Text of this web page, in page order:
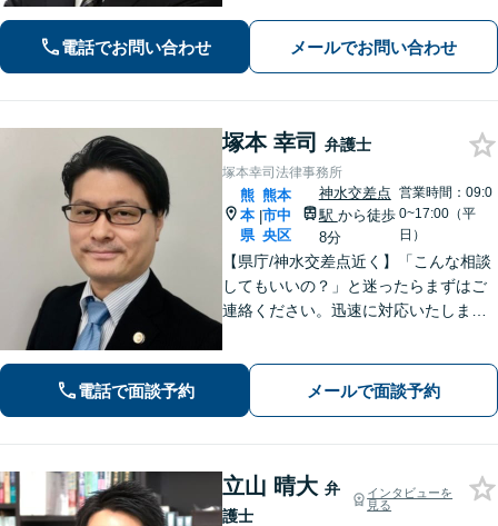
電話でお問い合わせ メールでお問い合わせ
塚本 幸司 弁護士
塚本幸司法律事務所
熊
本
県
|
熊本
市中
央区
神水交差点
駅 から徒歩
8分
営業時間：09:0
0~17:00（平
日）
【県庁/神水交差点近く】「こんな相談
してもいいの？」と迷ったらまずはご
連絡ください。迅速に対応いたしま
電話で面談予約 メールで面談予約
立山 晴大 弁
護士
インタビューを
見る